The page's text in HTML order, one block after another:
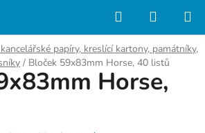
Hledat
KOŠÍK
papíry, kreslící kartony, památníky,
/ Bloček 59x83mm Horse, 40 listů
Horse,